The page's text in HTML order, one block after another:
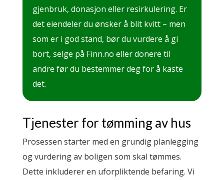
gjenbruk, donasjon eller resirkulering. Er
det eiendeler du ønsker å blit kvitt – men
som er i god stand, bør du vurdere å gi
bort, selge på Finn.no eller donere til
andre før du bestemmer deg for å kaste
det.
Tjenester for tømming av hus
Prosessen starter med en grundig planlegging
og vurdering av boligen som skal tømmes.
Dette inkluderer en uforpliktende befaring. Vi